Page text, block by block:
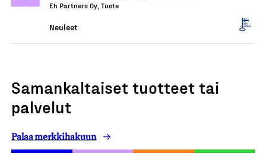
Eh Partners Oy, Tuote
Neuleet
Samankaltaiset tuotteet tai
palvelut
Palaa merkkihakuun